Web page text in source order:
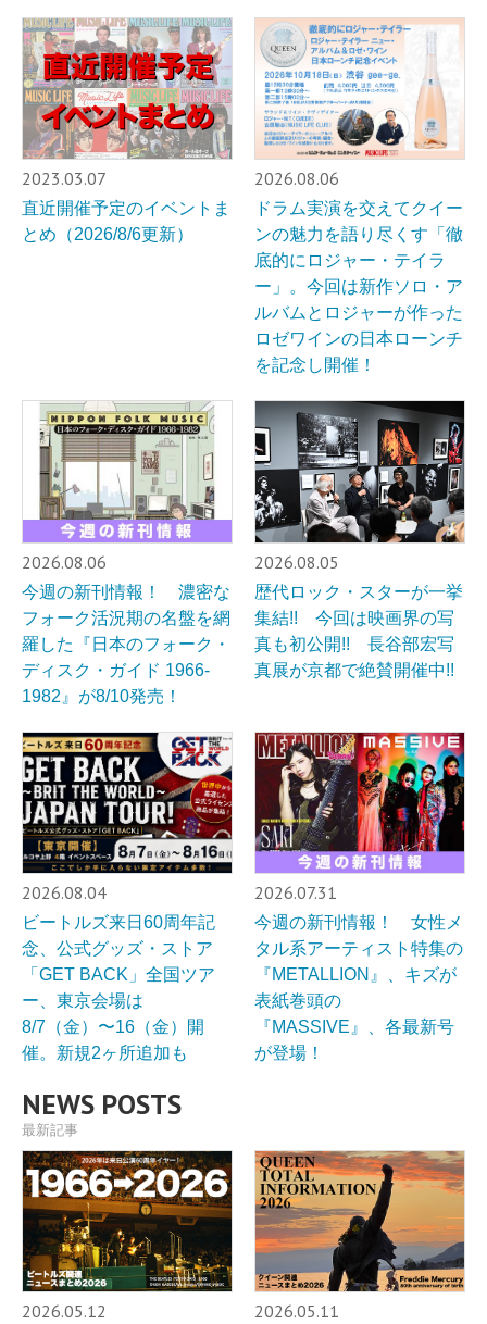
2023.03.07
直近開催予定のイベントま
とめ（2026/8/6更新）
2026.08.06
ドラム実演を交えてクイー
ンの魅力を語り尽くす「徹
底的にロジャー・テイラ
ー」。今回は新作ソロ・ア
ルバムとロジャーが作った
ロゼワインの日本ローンチ
を記念し開催！
2026.08.06
今週の新刊情報！ 濃密な
フォーク活況期の名盤を網
羅した『日本のフォーク・
ディスク・ガイド 1966-
1982』が8/10発売！
2026.08.05
歴代ロック・スターが一挙
集結!! 今回は映画界の写
真も初公開!! 長谷部宏写
真展が京都で絶賛開催中!!
2026.08.04
ビートルズ来日60周年記
念、公式グッズ・ストア
「GET BACK」全国ツア
ー、東京会場は
8/7（金）〜16（金）開
催。新規2ヶ所追加も
2026.07.31
今週の新刊情報！ 女性メ
タル系アーティスト特集の
『METALLION』、キズが
表紙巻頭の
『MASSIVE』、各最新号
が登場！
NEWS POSTS
最新記事
2026.05.12 2026.05.11